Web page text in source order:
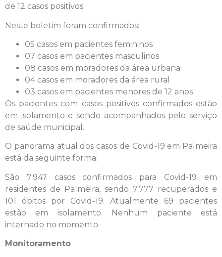
de 12 casos positivos.
Neste boletim foram confirmados:
05 casos em pacientes femininos
07 casos em pacientes masculinos
08 casos em moradores da área urbana
04 casos em moradores da área rural
03 casos em pacientes menores de 12 anos
Os pacientes com casos positivos confirmados estão
em isolamento e sendo acompanhados pelo serviço
de saúde municipal.
O panorama atual dos casos de Covid-19 em Palmeira
está da seguinte forma:
São 7.947 casos confirmados para Covid-19 em
residentes de Palmeira, sendo 7.777 recuperados e
101 óbitos por Covid-19. Atualmente 69 pacientes
estão em isolamento. Nenhum paciente está
internado no momento.
Monitoramento